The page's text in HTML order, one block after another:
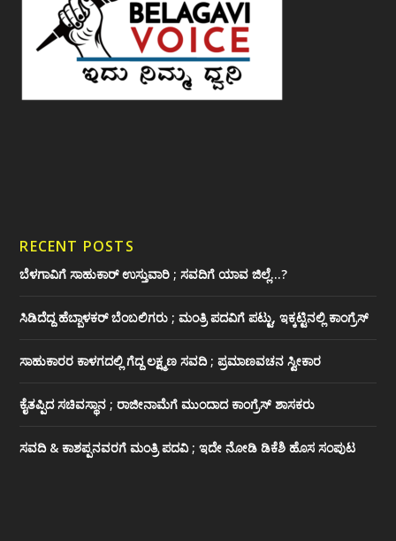
RECENT POSTS
ಬೆಳಗಾವಿಗೆ ಸಾಹುಕಾರ್ ಉಸ್ತುವಾರಿ ; ಸವದಿಗೆ ಯಾವ ಜಿಲ್ಲೆ…?
ಸಿಡಿದೆದ್ದ ಹೆಬ್ಬಾಳಕರ್ ಬೆಂಬಲಿಗರು ; ಮಂತ್ರಿ ಪದವಿಗೆ ‌ಪಟ್ಟು, ಇಕ್ಕಟ್ಟಿನಲ್ಲಿ ಕಾಂಗ್ರೆಸ್
ಸಾಹುಕಾರರ ಕಾಳಗದಲ್ಲಿ ಗೆದ್ದ ಲಕ್ಷ್ಮಣ ಸವದಿ ; ಪ್ರಮಾಣವಚನ ಸ್ವೀಕಾರ
ಕೈತಪ್ಪಿದ ಸಚಿವಸ್ಥಾನ ; ರಾಜೀನಾಮೆಗೆ ಮುಂದಾದ ಕಾಂಗ್ರೆಸ್ ‌ಶಾಸಕರು
ಸವದಿ & ಕಾಶಪ್ಪನವರಗೆ ಮಂತ್ರಿ ಪದವಿ ; ಇದೇ ನೋಡಿ‌ ಡಿಕೆಶಿ ಹೊಸ ಸಂಪುಟ